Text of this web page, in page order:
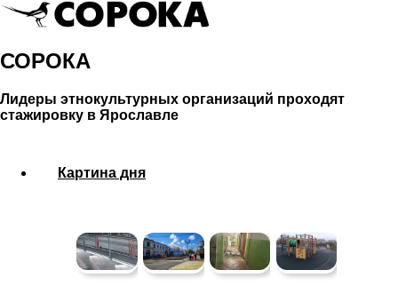
СОРОКА
Лидеры этнокультурных организаций проходят
стажировку в Ярославле
Картина дня